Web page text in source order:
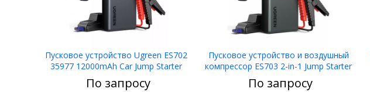
Пусковое устройство Ugreen ES702
35977 12000mAh Car Jump Starter
По запросу
Пусковое устройство и воздушный
компрессор ES703 2-in-1 Jump Starter
amp; Air Compressor UGREEN
По запросу